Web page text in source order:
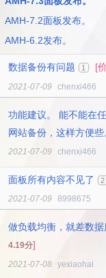
AMH-7.2面板发布。
AMH-6.2发布。
数据备份有问题 1 [
2021-07-09 chenxi466
功能建议。 能不能在
网站备份，这样方便些
2021-07-09 chenxi466
面板所有内容不见了 2
2021-07-09 8998675
做负载均衡，就差数
4.19分]
2021-07-08 yexiaohai